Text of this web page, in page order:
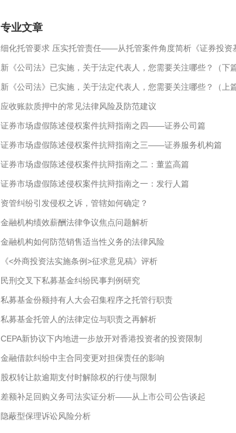
专业文章
细化托管要求 压实托管责任——从托管案件角度简析《证券投资
新《公司法》已实施，关于法定代表人，您需要关注哪些？（下篇
新《公司法》已实施，关于法定代表人，您需要关注哪些？（上篇
应收账款质押中的常见法律风险及防范建议
证券市场虚假陈述侵权案件抗辩指南之四——证券公司篇
证券市场虚假陈述侵权案件抗辩指南之三——证券服务机构篇
证券市场虚假陈述侵权案件抗辩指南之二：董监高篇
证券市场虚假陈述侵权案件抗辩指南之一：发行人篇
资管纠纷引发侵权之诉，管辖如何确定？
金融机构绩效薪酬法律争议焦点问题解析
金融机构如何防范销售适当性义务的法律风险
《<外商投资法实施条例>征求意见稿》评析
民刑交叉下私募基金纠纷民事判例研究
私募基金份额持有人大会召集程序之托管行职责
私募基金托管人的法律定位与职责之再解析
CEPA新协议下内地进一步放开对香港投资者的投资限制
金融借款纠纷中主合同变更对担保责任的影响
股权转让款逾期支付时解除权的行使与限制
差额补足回购义务司法实证分析——从上市公司公告谈起
隐蔽型保理诉讼风险分析